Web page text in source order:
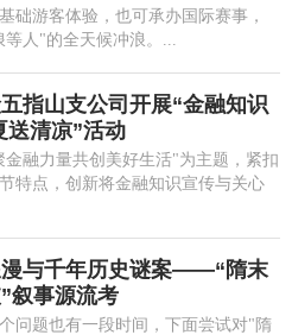
础游客体验，也可承办国际赛事，
人"的全天候冲浪。...
指山支公司开展“金融知识
送清凉”活动
金融力量共创美好生活"为主题，紧扣
特点，创新将金融知识宣传与关心
与千年历史谜案——“隋末
叙事源流考
问题也有一段时间，下面尝试对"隋